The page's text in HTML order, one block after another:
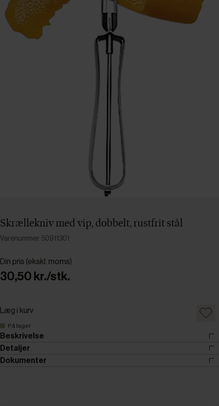
Skrællekniv med vip, dobbelt, rustfrit stål
Varenummer: 50911301
Din pris (ekskl. moms)
30,50 kr./stk.
Læg i kurv
På lager
Beskrivelse
Detaljer
Dokumenter